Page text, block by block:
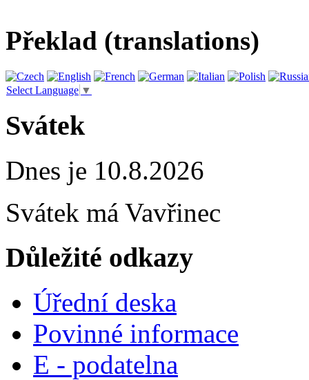
Překlad (translations)
Select Language ▼
Svátek
Dnes je 10.8.2026
Svátek má Vavřinec
Důležité odkazy
Úřední deska
Povinné informace
E - podatelna